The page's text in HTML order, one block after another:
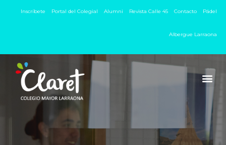
Inscríbete Portal del Colegial Alumni Revista Calle 45 Contacto Pádel
Albergue Larraona